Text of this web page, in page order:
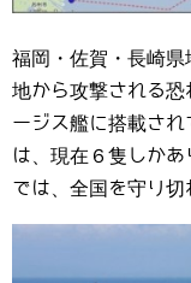
福岡・佐賀・長崎
地から攻撃される
ージス艦に搭載さ
は、現在６隻しか
では、全国を守り切